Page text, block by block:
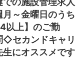
～金曜日のうち
以上】のご勤
◇セカンドキャリ
にオススメです